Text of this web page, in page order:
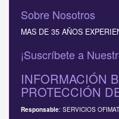
Sobre Nosotros
MAS DE 35 AÑOS
¡Suscríbete a
INFORMACIÓN
PROTECCIÓN
Responsable: SERVICIOS